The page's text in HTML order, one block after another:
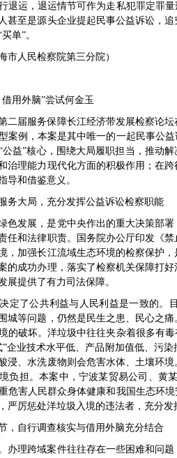
退运，退运情节可作为走私犯罪定罪
甚至是源头企业提起民事公益诉讼，
单”。
市人民检察院第三分院）
用外脑”尝试何金玉
二届服务保障长江经济带发展检察论
案例，本案是其中唯一的一起民事公
益”核心，围绕大局履职担当，推动
治理能力现代化方面的积极作用；在
导和借鉴意义。
务大局，充分发挥公益诉讼检察职能
色发展，是党中央作出的重大决策部
任和法律职责。国务院办公厅印发《
，加强长江流域生态环境的检察保护
的成功办理，落实了检察机关保障打
展提供了有力司法保障。
定了公共利益与人民利益是一致的。
城等问题，仍然是民生之患、民心之
的破坏。洋垃圾中往往夹杂着很多有
企业技术水平低、产品附加值低、污
浸、水洗废物则会危害水体、土壤环
负担。本案中，宁波某贸易公司、黄
危害人民群众身体健康和我国生态环
严厉惩处洋垃圾入境的违法者，充分
，自行调查核实与借用外脑充分结合
办理跨域案件往往存在一些困难和问